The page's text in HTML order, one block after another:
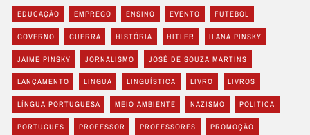
EDUCAÇÃO EMPREGO ENSINO EVENTO FUTEBOL
GOVERNO GUERRA HISTÓRIA HITLER ILANA PINSKY
JAIME PINSKY JORNALISMO JOSÉ DE SOUZA MARTINS
LANÇAMENTO LINGUA LINGUÍSTICA LIVRO LIVROS
LÍNGUA PORTUGUESA MEIO AMBIENTE NAZISMO POLITICA
PORTUGUES PROFESSOR PROFESSORES PROMOÇÃO